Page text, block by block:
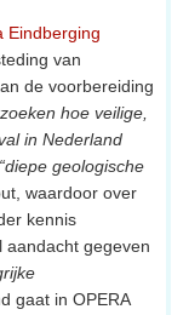
Eindberging
van
de voorbereiding
hoe veilige,
in Nederland
“diepe geologische
waardoor over
kennis
aandacht gegeven
gaat in OPERA